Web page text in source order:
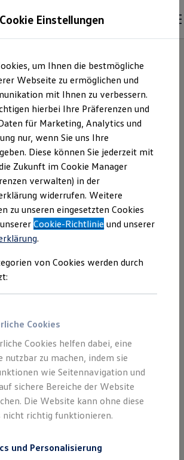
entdecken
und Oldtimer
Historie
& Gewerbekunden
und Hersteller finden
entdecken & konfigurieren
Sonderkunden
& Behörden
& Handwerk
Personenbeförderung
& mobile Werkstätten
Logistik & Handel
ID Vorteile
& Marktplatz
Marktplatz
& Angebote
Förderung
Privatkunden
Gewerbekunden
Paket
Gebrauchtwagen
GmbH |
&
Sie Informationen über die
Schürmann GmbH als
Anbieterin von Inhalten
die auf dieser Webseite
GmbH
Cookie Einstellungen
um Ihnen die bestmögliche
Webseite zu ermöglichen und
mit Ihnen zu verbessern.
hierbei Ihre Präferenzen und
für Marketing, Analytics und
nur, wenn Sie uns Ihre
Diese können Sie jederzeit mit
Zukunft im Cookie Manager
verwalten) in der
widerrufen. Weitere
zu unseren eingesetzten Cookies
Cookie-Richtlinie und unserer
.
von Cookies werden durch
Cookies
Cookies helfen dabei, eine
nutzbar zu machen, indem sie
wie Seitennavigation und
sichere Bereiche der Website
Die Website kann ohne diese
nicht richtig funktionieren.
und Personalisierung